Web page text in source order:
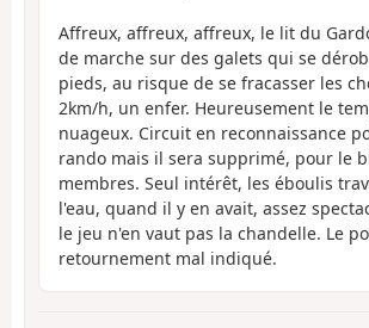
Affreux, affreux, affreux, le lit du
de marche sur des galets qui se
pieds, au risque de se fracasser les
2km/h, un enfer. Heureusement le
nuageux. Circuit en reconnaissance
rando mais il sera supprimé, pour le
membres. Seul intérêt, les éboulis
l'eau, quand il y en avait, assez
le jeu n'en vaut pas la chandelle. Le
retournement mal indiqué.